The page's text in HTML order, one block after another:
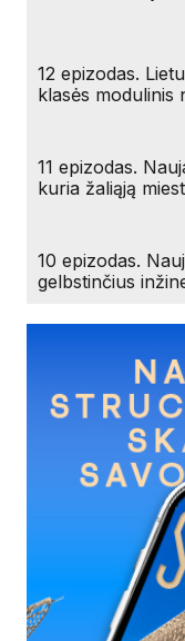
12 epizodas.
klasės modulinis
11 epizodas.
kuria žaliąją
10 epizodas.
gelbstinčius